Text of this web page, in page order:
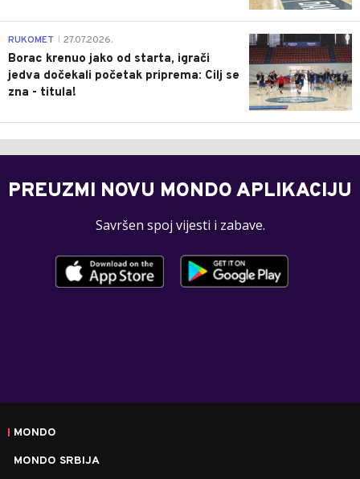
0
RUKOMET 27.07.2026.
Borac krenuo jako od starta, igrači
jedva dočekali početak priprema: Cilj se
zna - titula!
PREUZMI NOVU MONDO APLIKACIJU
Savršen spoj vijesti i zabave.
MONDO
MONDO SRBIJA